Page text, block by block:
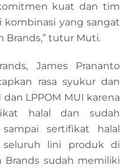
kuat dan tim
yang sangat
Brands,” tutur Muti.
James Prananto
rasa syukur dan
LPPOM MUI karena
halal dan sudah
sertifikat halal
seluruh lini produk di
Brands sudah memiliki